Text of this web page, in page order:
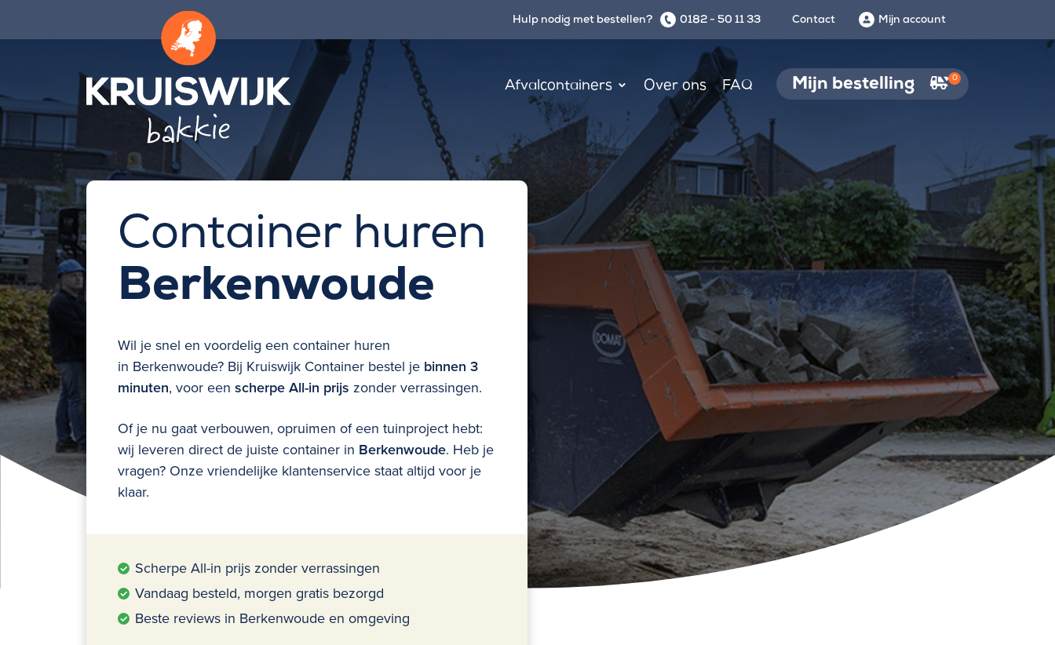
Hulp nodig met bestellen? 0182 - 50 11 33 Contact Mijn account
Afvalcontainers Over ons FAQ Mijn bestelling 0
Container huren
Berkenwoude
Wil je snel en voordelig een container huren
in Berkenwoude? Bij Kruiswijk Container bestel je binnen 3
minuten, voor een scherpe All-in prijs zonder verrassingen.
Of je nu gaat verbouwen, opruimen of een tuinproject hebt:
wij leveren direct de juiste container in Berkenwoude. Heb je
vragen? Onze vriendelijke klantenservice staat altijd voor je
klaar.
Scherpe All-in prijs zonder verrassingen
Vandaag besteld, morgen gratis bezorgd
Beste reviews in Berkenwoude en omgeving